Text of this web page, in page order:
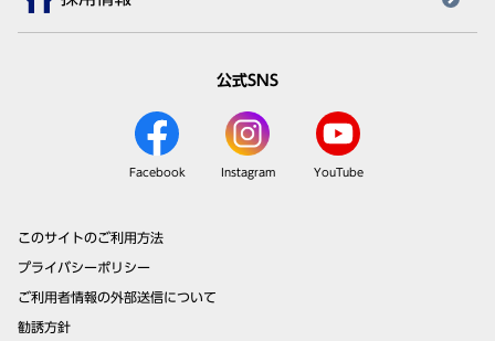
公式SNS
Facebook Instagram YouTube
このサイトのご利用方法
プライバシーポリシー
ご利用者情報の外部送信について
勧誘方針